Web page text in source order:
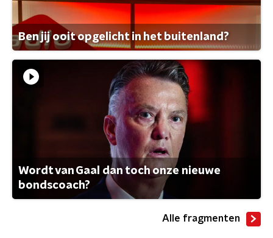
Ben jij ooit opgelicht in het buitenland?
Wordt van Gaal dan toch onze nieuwe
bondscoach?
Alle fragmenten